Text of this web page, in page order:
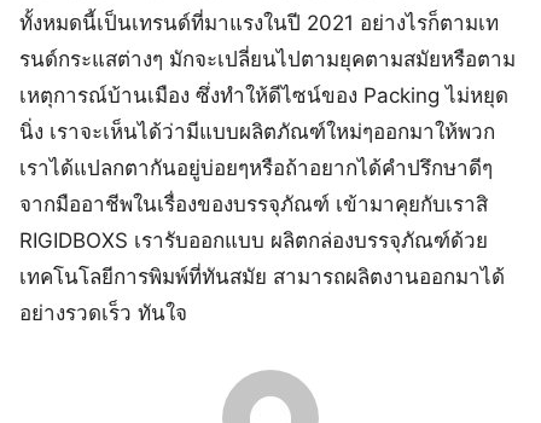
ทั้งหมดนี้เป็นเทรนด์ที่มาแรงในปี 2021 อย่างไรก็ตามเท
รนด์กระแสต่างๆ มักจะเปลี่ยนไปตามยุคตามสมัยหรือตาม
เหตุการณ์บ้านเมือง ซึ่งทำให้ดีไซน์ของ Packing ไม่หยุด
นิ่ง เราจะเห็นได้ว่ามีแบบผลิตภัณฑ์ใหม่ๆออกมาให้พวก
เราได้แปลกตากันอยู่บ่อยๆหรือถ้าอยากได้คำปรึกษาดีๆ
จากมืออาชีพในเรื่องของบรรจุภัณฑ์ เข้ามาคุยกับเราสิ
RIGIDBOXS เรารับออกแบบ ผลิตกล่องบรรจุภัณฑ์ด้วย
เทคโนโลยีการพิมพ์ที่ทันสมัย สามารถผลิตงานออกมาได้
อย่างรวดเร็ว ทันใจ